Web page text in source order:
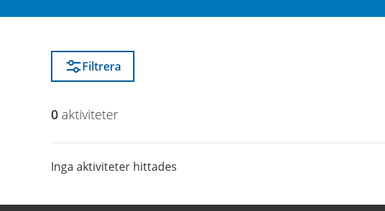
Filtrera
0 aktiviteter
Inga aktiviteter hittades